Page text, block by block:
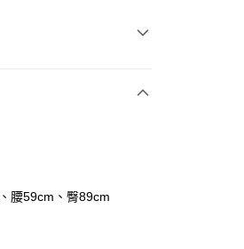
腰59cm、臀89cm